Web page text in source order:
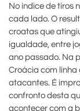
No índice de tiros
cada lado. O
croatas que
igualdade, entre
ano passado. Na
Croácia com linha
atacantes. É
confronto desta
acontecer com a